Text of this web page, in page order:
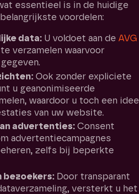
essentieel is in de huidige
voordelen:
data: U voldoet aan deAVG
verzamelen waarvoor
Ook zonder expliciete
u geanonimiseerde
waardoor u toch een idee
van uw website.
advertenties: Consent
advertentiecampagnes
zelfs bij beperkte
bezoekers: Door transparant
versterkt u het